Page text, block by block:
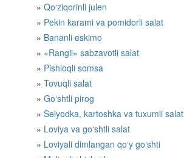
Qo‘ziqorinli julen
Pekin karami va pomidorli salat
Bananli eskimo
«Rangli» sabzavotli salat
Pishloqli somsa
Tovuqli salat
Go‘shtli pirog
Selyodka, kartoshka va tuxumli salat
Loviya va go‘shtli salat
Loviyali dimlangan qo‘y go‘shti